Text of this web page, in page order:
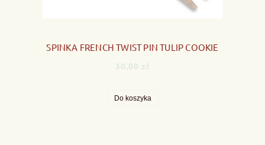
SPINKA FRENCH TWIST PIN TULIP COOKIE
30,00 zł
Do koszyka